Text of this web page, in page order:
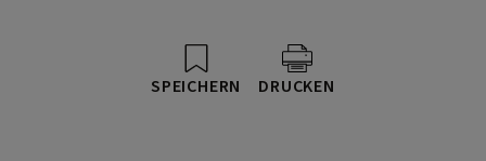
SPEICHERN DRUCKEN